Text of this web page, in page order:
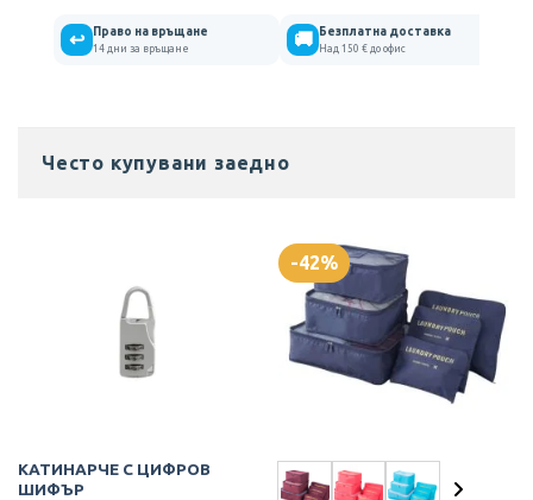
↩ Право на връщане
14 дни за връщане 🚚 Безплатна доставка
Над 150 € до офис
Често купувани заедно
КАТИНАРЧЕ С ЦИФРОВ
ШИФЪР
-42%